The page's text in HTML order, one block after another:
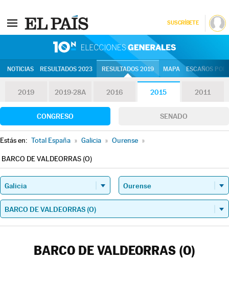
SUSCRÍBETE
NOTICIAS RESULTADOS 2023 RESULTADOS 2019 MAPA ESCAÑOS
2019 2019-28A 2016 2015 2011
CONGRESO SENADO
Estás en: Total España » Galicia » Ourense »
BARCO DE VALDEORRAS (O)
BARCO DE VALDEORRAS (O)